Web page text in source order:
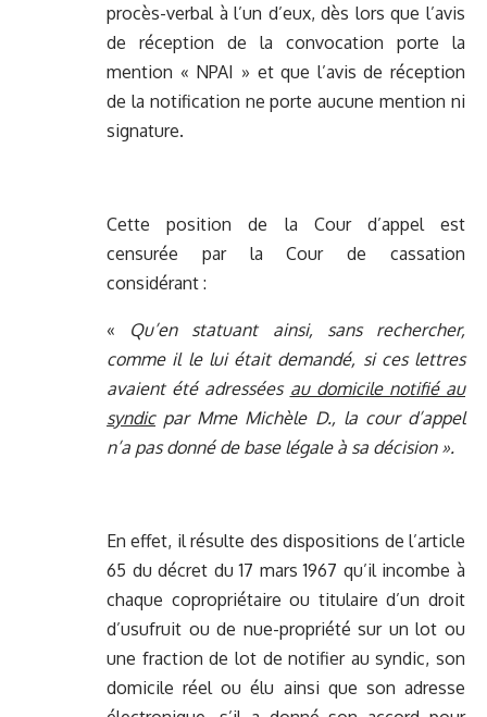
procès-verbal à l’un d’eux, dès lors que l’avis
de réception de la convocation porte la
mention « NPAI » et que l’avis de réception
de la notification ne porte aucune mention ni
signature.
Cette position de la Cour d’appel est
censurée par la Cour de cassation
considérant :
« Qu’en statuant ainsi, sans rechercher,
comme il le lui était demandé, si ces lettres
avaient été adressées au domicile notifié au
syndicpar Mme Michèle D., la cour d’appel
n’a pas donné de base légale à sa décision ».
En effet, il résulte des dispositions de l’article
65 du décret du 17 mars 1967 qu’il incombe à
chaque copropriétaire ou titulaire d’un droit
d’usufruit ou de nue-propriété sur un lot ou
une fraction de lot de notifier au syndic, son
domicile réel ou élu ainsi que son adresse